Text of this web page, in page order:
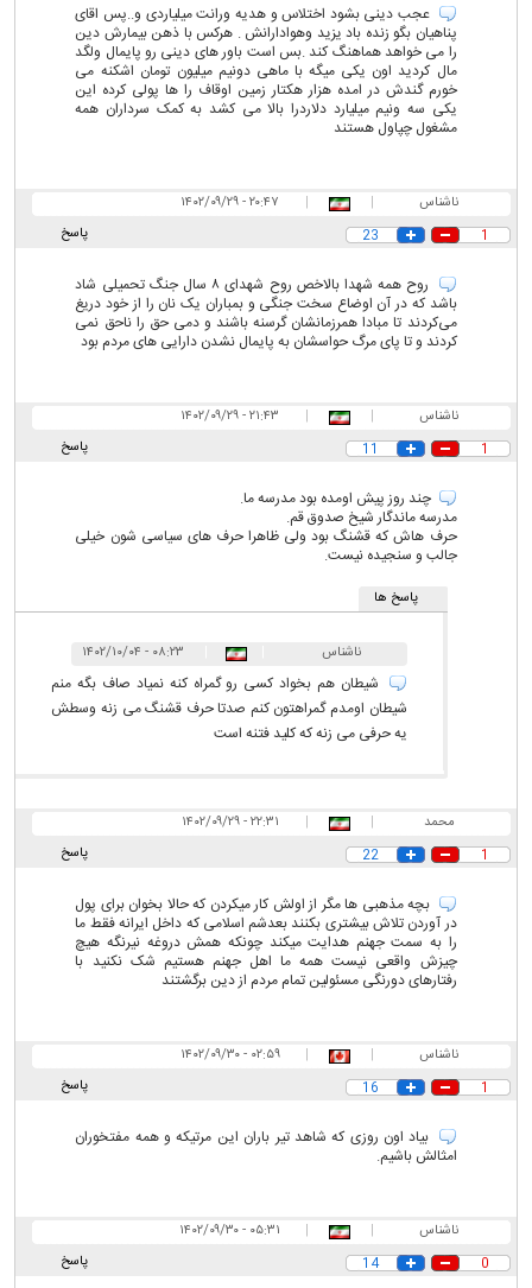
عجب دینی بشود اختلاس و هدیه ورانت میلیاردی و..پس اقای
پناهیان بگو زنده باد یزید وهوادارانش . هرکس با ذهن بیمارش دین
را می خواهد هماهنگ کند .بس است باور های دینی رو پایمال ولگد
مال کردید اون یکی میگه با ماهی دونیم میلیون تومان اشکنه می
خورم گندش در امده هزار هکتار زمین اوقاف را ها پولی کرده این
یکی سه ونیم میلیارد دلاردرا بالا می کشد به کمک سرداران همه
مشغول چپاول هستند
ناشناس |
|
۲۰:۴۷ - ۱۴۰۲/۰۹/۲۹
پاسخ
1
23
روح همه شهدا بالاخص روح شهدای ۸ سال جنگ تحمیلی شاد
باشد که در آن اوضاع سخت جنگی و بمباران یک نان را از خود دریغ
می‌کردند تا مبادا همرزمانشان گرسنه باشند و دمی حق را ناحق نمی
کردند و تا پای مرگ حواسشان به پایمال نشدن دارایی های مردم بود
ناشناس |
|
۲۱:۴۳ - ۱۴۰۲/۰۹/۲۹
پاسخ
1
11
چند روز پیش اومده بود مدرسه ما.
مدرسه ماندگار شیخ صدوق قم.
حرف هاش که قشنگ بود ولی ظاهرا حرف های سیاسی شون خیلی
جالب و سنجیده نیست.
پاسخ ها
ناشناس ۰۸:۲۳ - ۱۴۰۲/۱۰/۰۴
شیطان هم بخواد کسی رو گمراه کنه نمیاد صاف بگه منم
شیطان اومدم گمراهتون کنم صدتا حرف قشنگ می زنه وسطش
یه حرفی می زنه که کلید فتنه است
محمد |
|
۲۲:۳۱ - ۱۴۰۲/۰۹/۲۹
پاسخ
1
22
بچه‌ مذهبی ها مگر از اولش کار میکردن که حالا بخوان برای پول
در آوردن تلاش بیشتری بکنند بعدشم اسلامی که داخل ایرانه فقط ما
را به سمت جهنم هدایت میکند چونکه همش دروغه نیرنگه هیچ
چیزش واقعی نیست همه ما اهل جهنم هستیم شک نکنید با
رفتارهای دورنگی مسئولین تمام مردم از دین برگشتند
ناشناس |
|
۰۲:۵۹ - ۱۴۰۲/۰۹/۳۰
پاسخ
1
16
بیاد اون روزی که شاهد تیر باران این مرتیکه و همه مفتخوران
امثالش باشیم.
ناشناس |
|
۰۵:۳۱ - ۱۴۰۲/۰۹/۳۰
پاسخ
0
14